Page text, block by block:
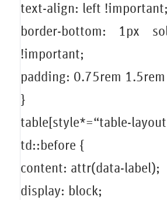
text-align: left !important;
border-bottom: 1px
!important;
padding: 0.75rem
}
table[style*=“table-
td::before {
content: attr(data-label);
display: block;